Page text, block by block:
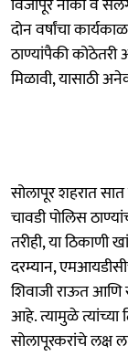
दोन वर्षांचा
ठाण्यांपैकी कोठेतरी
मिळावी, यासाठी
सोलापूर शहरात
चावडी पोलिस
तरीही, या ठिकाणी
दरम्यान,
शिवाजी राऊत आणि
आहे. त्यामुळे त्यांच्या
सोलापूरकरांचे लक्ष